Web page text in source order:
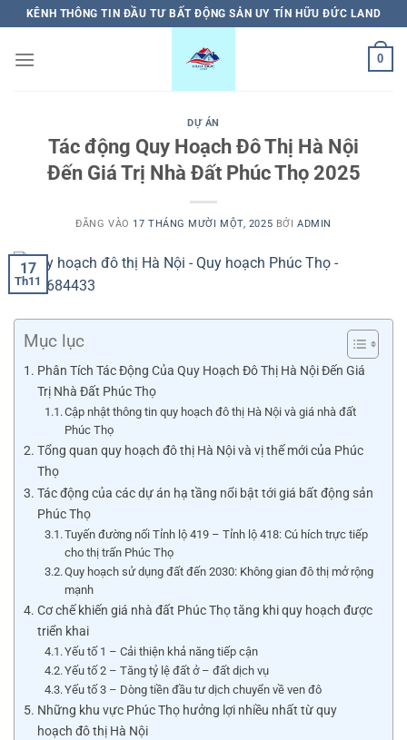
qua
nội
KÊNH THÔNG TIN ĐẦU TƯ BẤT ĐỘNG SẢN UY TÍN HỮU ĐỨC LAND
0
DỰ ÁN
Tác động Quy Hoạch Đô Thị Hà Nội
Đến Giá Trị Nhà Đất Phúc Thọ 2025
ĐĂNG VÀO 17 THÁNG MƯỜI MỘT, 2025 BỞI ADMIN
17
Th11
Mục lục
Phân Tích Tác Động Của Quy Hoạch Đô Thị Hà Nội Đến Giá
Trị Nhà Đất Phúc Thọ
Cập nhật thông tin quy hoạch đô thị Hà Nội và giá nhà đất
Phúc Thọ
Tổng quan quy hoạch đô thị Hà Nội và vị thế mới của Phúc
Thọ
Tác động của các dự án hạ tầng nổi bật tới giá bất động sản
Phúc Thọ
Tuyến đường nối Tỉnh lộ 419 – Tỉnh lộ 418: Cú hích trực tiếp
cho thị trấn Phúc Thọ
Quy hoạch sử dụng đất đến 2030: Không gian đô thị mở rộng
mạnh
Cơ chế khiến giá nhà đất Phúc Thọ tăng khi quy hoạch được
triển khai
Yếu tố 1 – Cải thiện khả năng tiếp cận
Yếu tố 2 – Tăng tỷ lệ đất ở – đất dịch vụ
Yếu tố 3 – Dòng tiền đầu tư dịch chuyển về ven đô
Những khu vực Phúc Thọ hưởng lợi nhiều nhất từ quy
hoạch đô thị Hà Nội